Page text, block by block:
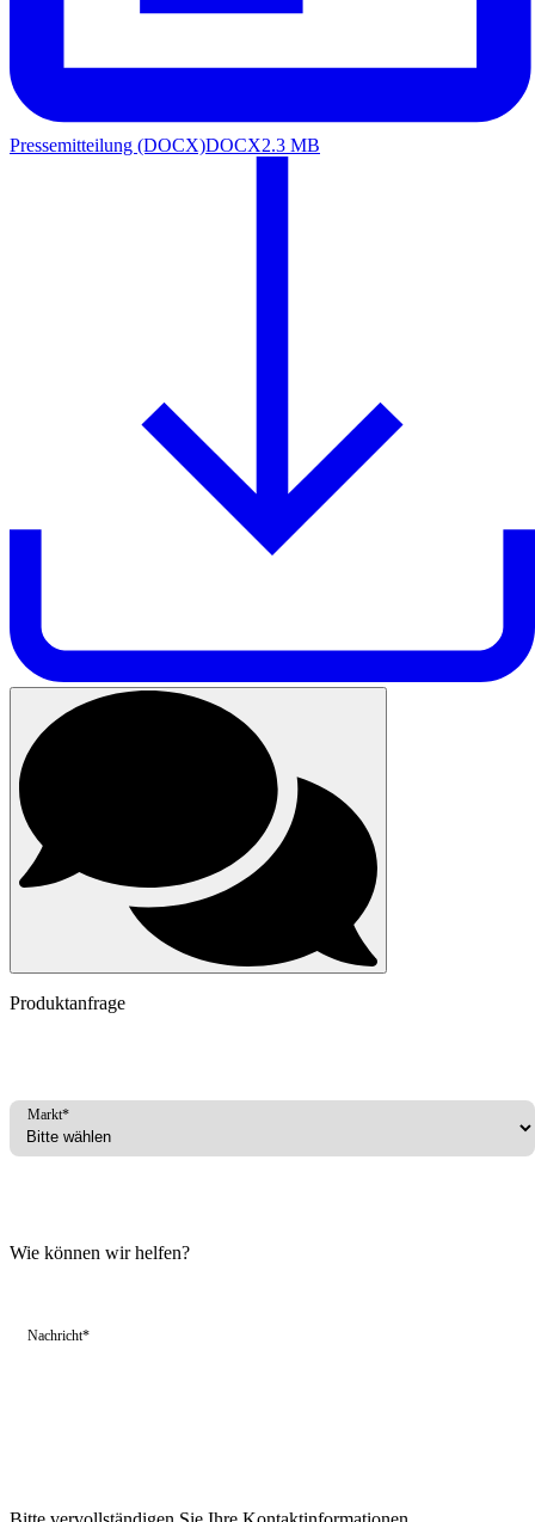
Pressemitteilung (DOCX)DOCX2.3 MB
Produktanfrage
Markt*
Wie können wir helfen?
Nachricht*